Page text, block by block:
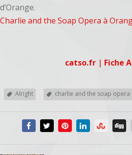
d’Orange.
Charlie and the Soap Opera à
catso.fr | Fiche
Alright charlie and the soap opera